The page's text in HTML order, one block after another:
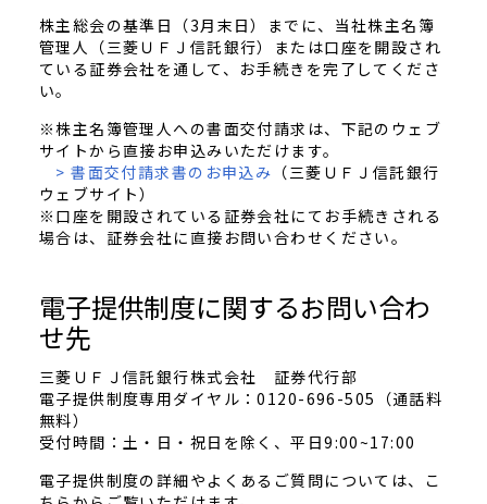
株主総会の基準日（3月末日）までに、当社株主名簿
管理人（三菱ＵＦＪ信託銀行）または口座を開設され
ている証券会社を通して、お手続きを完了してくださ
い。
※株主名簿管理人への書面交付請求は、下記のウェブ
サイトから直接お申込みいただけます。
> 書面交付請求書のお申込み （三菱ＵＦＪ信託銀行
ウェブサイト）
※口座を開設されている証券会社にてお手続きされる
場合は、証券会社に直接お問い合わせください。
電子提供制度に関するお問い合わ
せ先
三菱ＵＦＪ信託銀行株式会社 証券代行部
電子提供制度専用ダイヤル：0120-696-505（通話料
無料）
受付時間：土・日・祝日を除く、平日9:00~17:00
電子提供制度の詳細やよくあるご質問については、こ